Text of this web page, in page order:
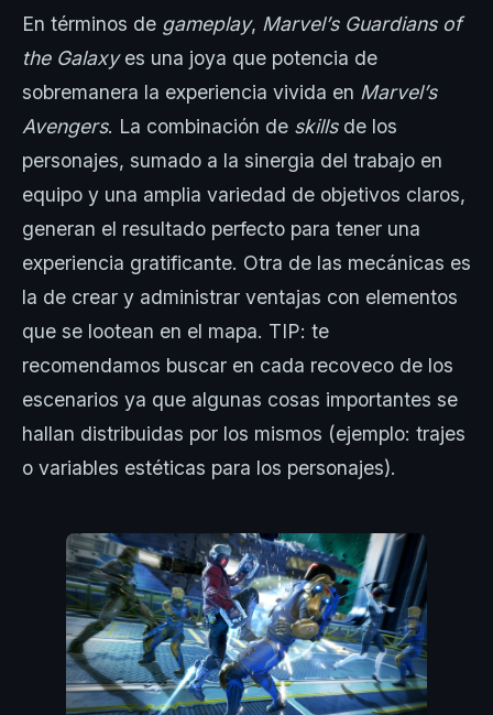
En términos de gameplay, Marvel’s Guardians of
the Galaxyes una joya que potencia de
sobremanera la experiencia vivida en Marvel’s
Avengers. La combinación de skills de los
personajes, sumado a la sinergia del trabajo en
equipo y una amplia variedad de objetivos claros,
generan el resultado perfecto para tener una
experiencia gratificante. Otra de las mecánicas es
la de crear y administrar ventajas con elementos
que se lootean en el mapa. TIP: te
recomendamos buscar en cada recoveco de los
escenarios ya que algunas cosas importantes se
hallan distribuidas por los mismos (ejemplo: trajes
o variables estéticas para los personajes).